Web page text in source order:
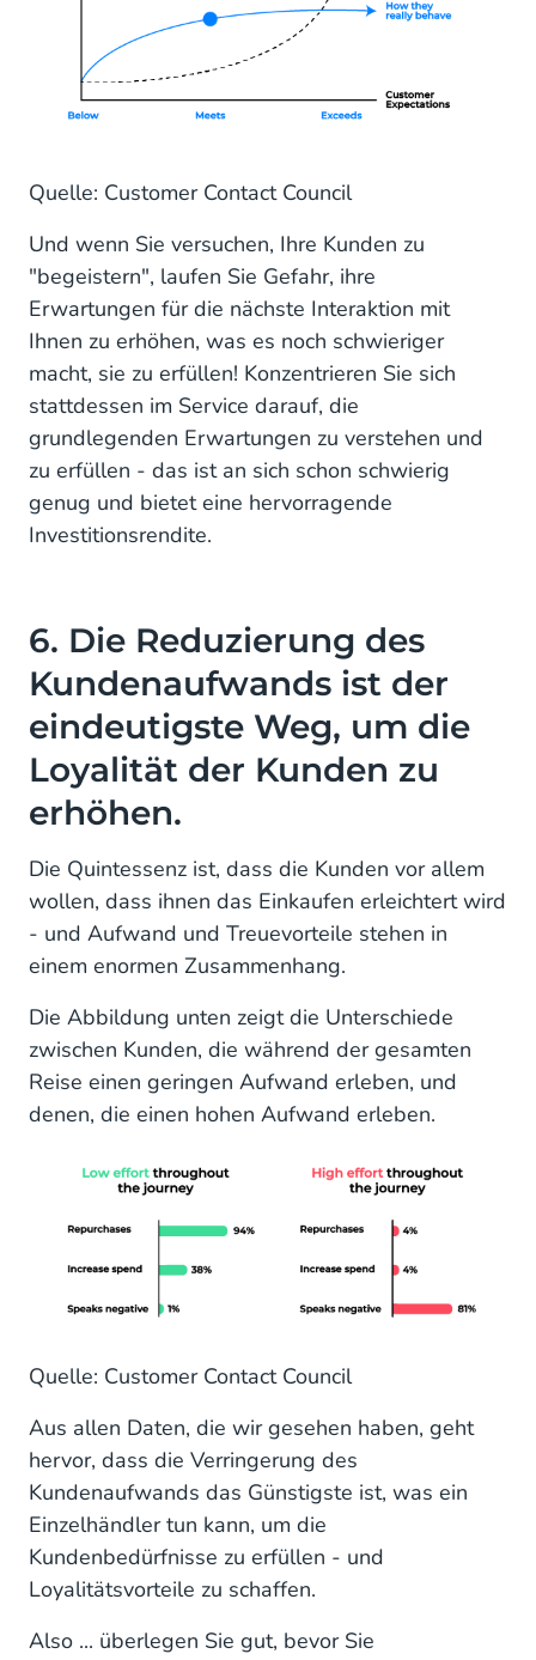
Quelle: Customer Contact Council
Und wenn Sie versuchen, Ihre Kunden zu
"begeistern", laufen Sie Gefahr, ihre
Erwartungen für die nächste Interaktion mit
Ihnen zu erhöhen, was es noch schwieriger
macht, sie zu erfüllen! Konzentrieren Sie sich
stattdessen im Service darauf, die
grundlegenden Erwartungen zu verstehen und
zu erfüllen - das ist an sich schon schwierig
genug und bietet eine hervorragende
Investitionsrendite.
6. Die Reduzierung des
Kundenaufwands ist der
eindeutigste Weg, um die
Loyalität der Kunden zu
erhöhen.
Die Quintessenz ist, dass die Kunden vor allem
wollen, dass ihnen das Einkaufen erleichtert wird
- und Aufwand und Treuevorteile stehen in
einem enormen Zusammenhang.
Die Abbildung unten zeigt die Unterschiede
zwischen Kunden, die während der gesamten
Reise einen geringen Aufwand erleben, und
denen, die einen hohen Aufwand erleben.
Quelle: Customer Contact Council
Aus allen Daten, die wir gesehen haben, geht
hervor, dass die Verringerung des
Kundenaufwands das Günstigste ist, was ein
Einzelhändler tun kann, um die
Kundenbedürfnisse zu erfüllen - und
Loyalitätsvorteile zu schaffen.
Also ... überlegen Sie gut, bevor Sie